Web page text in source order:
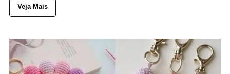
Veja Mais